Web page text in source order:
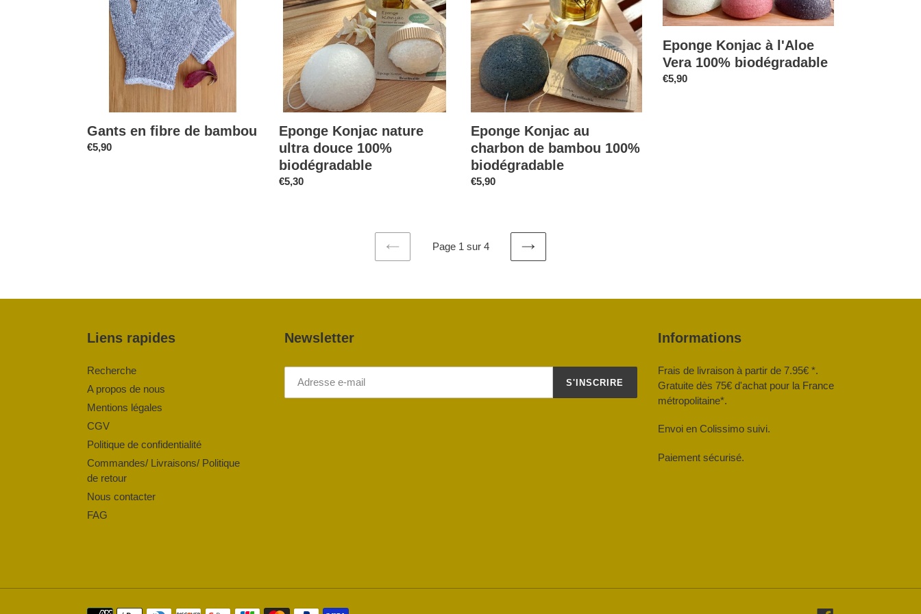
bambou
Gants en fibre de bambou
Prix
€5,90
douce
100%
biodégradable
Eponge Konjac nature
ultra douce 100%
biodégradable
Prix
€5,30
de
bambou
100%
biodégradable
Eponge Konjac au
charbon de bambou 100%
biodégradable
Prix
€5,90
Vera
100%
biodégradable
Eponge Konjac à l'Aloe
Vera 100% biodégradable
Prix
€5,90
PAGE
Page 1 sur 4
PAGE
Liens rapides
Recherche
A propos de nous
Mentions légales
CGV
Politique de confidentialité
Commandes/ Livraisons/ Politique
de retour
Nous contacter
FAG
Newsletter
S'INSCRIRE
Informations
Frais de livraison à partir de 7.95€ *.
Gratuite dès 75€ d'achat pour la France
métropolitaine*.
Envoi en Colissimo suivi.
Paiement sécurisé.